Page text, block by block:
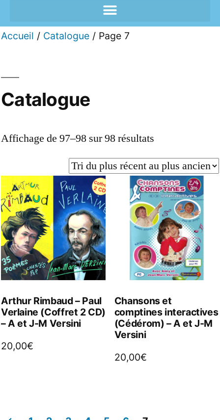
Accueil / Catalogue / Page 7
Catalogue
Affichage de 97–98 sur 98 résultats
Arthur Rimbaud – Paul
Verlaine (Coffret 2 CD)
– A et J-M Versini
20,00€
Chansons et
comptines interactives
(Cédérom) – A et J-M
Versini
20,00€